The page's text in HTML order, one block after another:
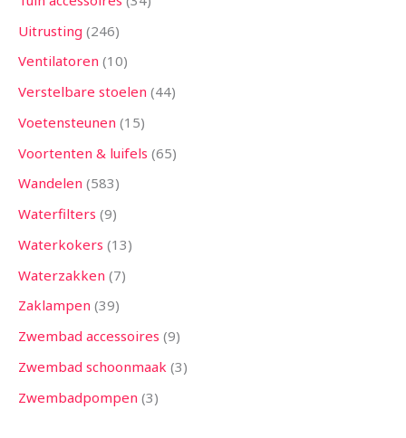
Uitrusting 246
Ventilatoren 10
Verstelbare stoelen 44
Voetensteunen 15
Voortenten & luifels 65
Wandelen 583
Waterfilters 9
Waterkokers 13
Waterzakken 7
Zaklampen 39
Zwembad accessoires 9
Zwembad schoonmaak 3
Zwembadpompen 3